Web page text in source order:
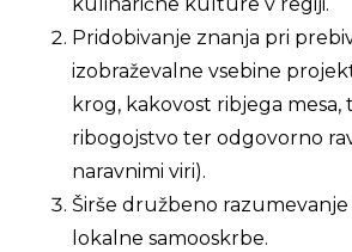
kulinarične kulture v regiji.
Pridobivanje znanja pri
izobraževalne vsebine
krog, kakovost ribjega mesa,
ribogojstvo ter odgovorno
naravnimi viri).
Širše družbeno
lokalne samooskrbe.